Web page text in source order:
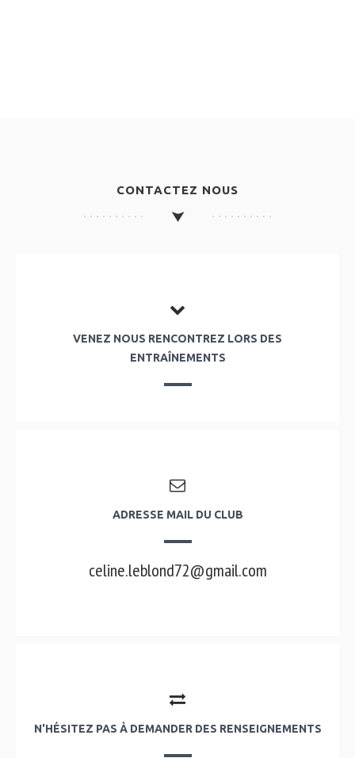
CONTACTEZ NOUS
VENEZ NOUS RENCONTREZ LORS DES
ENTRAÎNEMENTS
ADRESSE MAIL DU CLUB
celine.leblond72@gmail.com
N'HÉSITEZ PAS À DEMANDER DES RENSEIGNEMENTS